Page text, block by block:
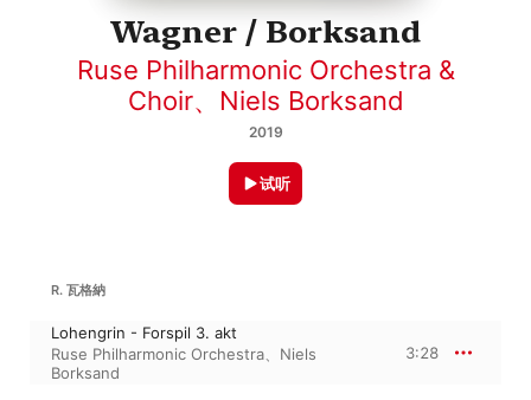
Wagner / Borksand
Ruse Philharmonic Orchestra &
Choir、 Niels Borksand
2019
试听
R. 瓦格納
Lohengrin - Forspil 3. akt
Ruse Philharmonic Orchestra、 Niels
Borksand
3:28